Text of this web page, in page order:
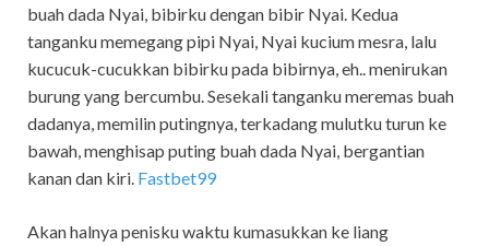
buah dada Nyai, bibirku dengan bibir Nyai. Kedua
tanganku memegang pipi Nyai, Nyai kucium mesra, lalu
kucucuk-cucukkan bibirku pada bibirnya, eh.. menirukan
burung yang bercumbu. Sesekali tanganku meremas buah
dadanya, memilin putingnya, terkadang mulutku turun ke
bawah, menghisap puting buah dada Nyai, bergantian
kanan dan kiri. Fastbet99
Akan halnya penisku waktu kumasukkan ke liang